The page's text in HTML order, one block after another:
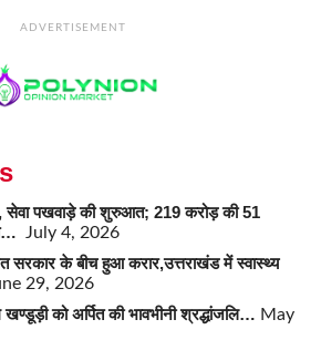
ADVERTISEMENT
सेवा पखवाड़े की शुरुआत; 219 करोड़ की 51
July 4, 2026
सरकार के बीच हुआ करार,उत्तराखंड में स्वास्थ्य
29, 2026
खण्डूड़ी को अर्पित की भावभीनी श्रद्धांजलि… May